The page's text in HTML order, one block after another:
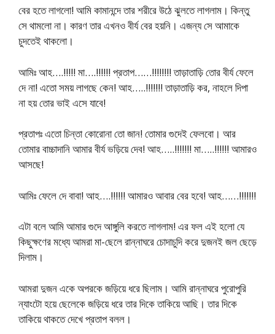
বের হতে লাগলো! আমি কামানন্দে তার শরীরে উঠে ঝুলতে লাগলাম। কিন্তু
সে থামলো না। কারণ তার এখনও বীর্য বের হয়নি। এজন্য সে আমাকে
চুদতেই থাকলো।
আমিঃ আহ….!!!!! মা….!!!!!! প্রতাপ……!!!!!!!! তাড়াতাড়ি তোর বীর্য ফেলে
দে না! এতো সময় লাগছে কেন! আহ…..!!!!!!! তাড়াতাড়ি কর, নাহলে দিপা
না হয় তোর ভাই এসে যাবে!
প্রতাপঃ এতো চিন্তা কোরোনা তো জান! তোমার গুদেই ফেলবো। আর
তোমার বাচ্চাদানি আমার বীর্য ভড়িয়ে দেব! আহ…..!!!!!!! মা…..!!!!!! আমারও
আসছে!
আমিঃ ফেলে দে বাবা! আহ….!!!!!! আমারও আবার বের হবে! আহ……!!!!!!!
এটা বলে আমি আমার গুদে আঙ্গুলি করতে লাগলাম! এর ফল এই হলো যে
কিছুক্ষণের মধ্যে আমরা মা-ছেলে রান্নাঘরে চোদাচুদি করে দুজনই জল ছেড়ে
দিলাম।
আমরা দুজন একে অপরকে জড়িয়ে ধরে ছিলাম। আমি রান্নাঘরে পুরোপুরি
ন্যাংটো হয়ে ছেলেকে জড়িয়ে ধরে তার দিকে তাকিয়ে আছি। তার দিকে
তাকিয়ে থাকতে দেখে প্রতাপ বলল।